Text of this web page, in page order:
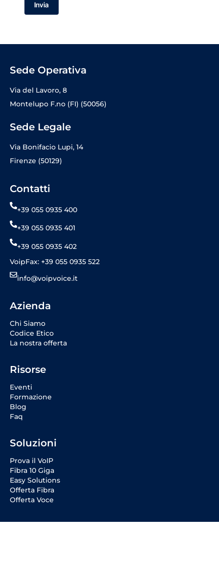
Invia
Sede Operativa
Via del Lavoro, 8
Montelupo F.no (FI) (50056)
Sede Legale
Via Bonifacio Lupi, 14
Firenze (50129)
Contatti
+39 055 0935 400
+39 055 0935 401
+39 055 0935 402
VoipFax: +39 055 0935 522
info@voipvoice.it
Azienda
Chi Siamo
Codice Etico
La nostra offerta
Risorse
Eventi
Formazione
Blog
Faq
Soluzioni
Prova il VoIP
Fibra 10 Giga
Easy Solutions
Offerta Fibra
Offerta Voce